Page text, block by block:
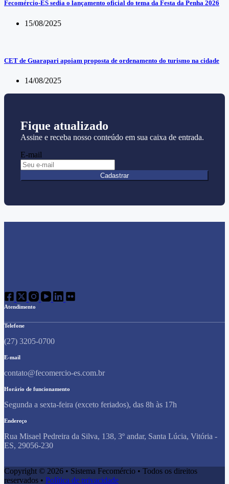
Fecomércio-ES sedia o lançamento oficial do tema da Festa da Penha 2026
15/08/2025
CET de Guarapari apoiam proposta de ordenamento do turismo na cidade
14/08/2025
Fique atualizado
Assine e receba nosso conteúdo em sua caixa de entrada.
E-mail
Cadastrar
Atendimento
Telefone
(27) 3205-0700
E-mail
contato@fecomercio-es.com.br
Horário de funcionamento
Segunda a sexta-feira (exceto feriados), das 8h às 17h
Endereço
Rua Misael Pedreira da Silva, 138, 3º andar, Santa Lúcia, Vitória -
ES, 29056-230
Copyright © 2026 • Sistema Fecomércio • Todos os direitos
reservados • Política de privacidade